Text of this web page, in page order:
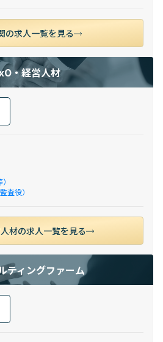
の求人一覧を見る
・経営人材
査役）
材の求人一覧を見る
ティングファーム